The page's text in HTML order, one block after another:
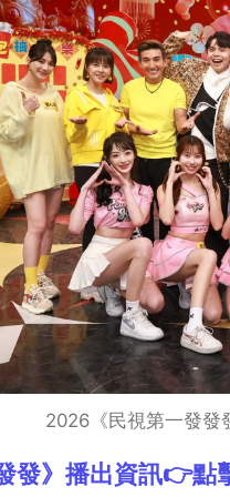
2026《民視第一發發
發》播出資訊👉點